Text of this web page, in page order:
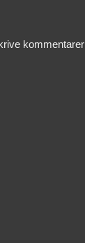
kommentarer